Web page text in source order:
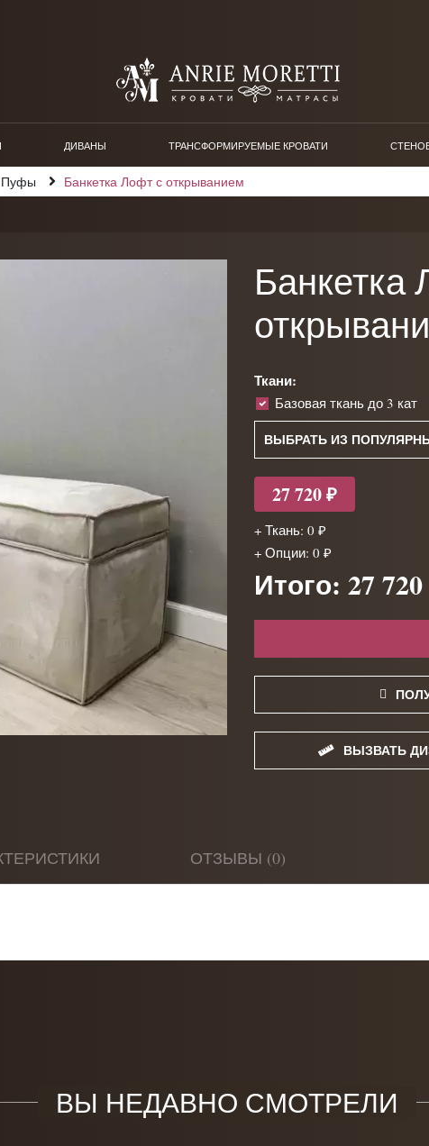
ДИВАНЫ ТРАНСФОРМИРУЕМЫЕ КРОВАТИ
Пуфы Банкетка Лофт с открыванием
Банкетка
Ткани:
Базовая ткань до 3 кат
ВЫБРАТЬ ИЗ
27 720 ₽
+ Ткань: 0 ₽
+ Опции: 0 ₽
Итого: 27
ВЫЗВАТЬ
ОТЗЫВЫ (0)
ВЫ НЕДАВНО СМОТРЕЛИ